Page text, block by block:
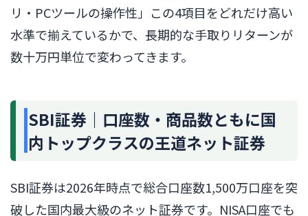
リ・PCツールの操作性」この4項目をどれだけ高い
水準で揃えているかで、長期的な手取りリターンが
数十万円単位で変わってきます。
SBI証券｜口座数・商品数ともに国
内トップクラスの王道ネット証券
SBI証券は2026年時点で総合口座数1,500万口座を突
破した国内最大級のネット証券です。NISA口座でも